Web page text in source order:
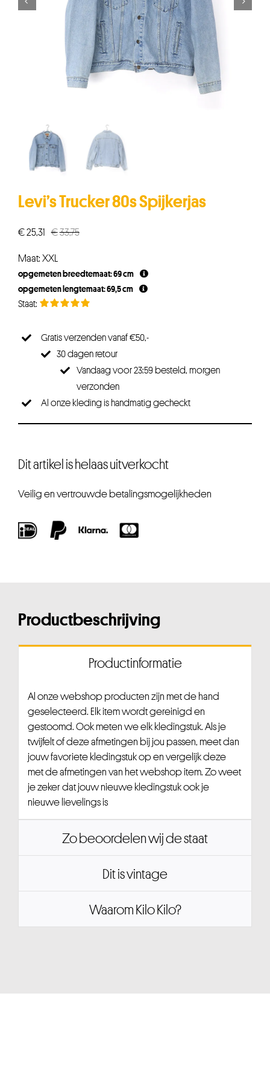
Levi’s Trucker 80s Spijkerjas
€33,75Oorspronkelijke
€33,75.
€25,31
Huidige
€25,31.
Maat: XXL
opgemeten breedtemaat: 69 cm
opgemeten lengtemaat: 69,5 cm
Gratis verzenden vanaf €50,-
30 dagen retour
Vandaag voor 23:59 besteld, morgen
verzonden
Al onze kleding is handmatig gecheckt
Dit artikel is helaas uitverkocht
Veilig en vertrouwde betalingsmogelijkheden
Productbeschrijving
Productinformatie
Al onze webshop producten zijn met de hand
geselecteerd. Elk item wordt gereinigd en
gestoomd. Ook meten we elk kledingstuk. Als je
twijfelt of deze afmetingen bij jou passen, meet dan
jouw favoriete kledingstuk op en vergelijk deze
met de afmetingen van het webshop item. Zo weet
je zeker dat jouw nieuwe kledingstuk ook je
nieuwe lievelings is
Zo beoordelen wij de staat
Dit is vintage
Waarom Kilo Kilo?